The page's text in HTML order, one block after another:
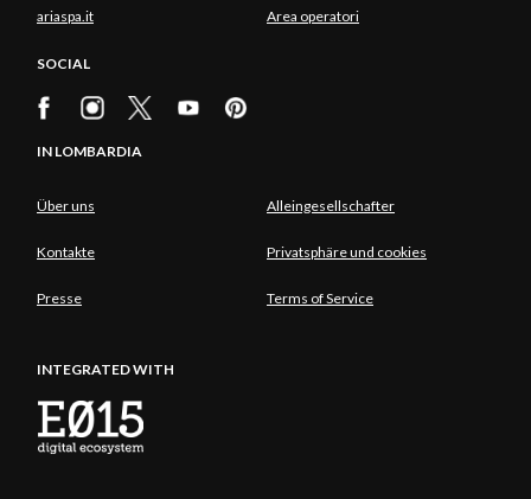
ariaspa.it Area operatori
SOCIAL
IN LOMBARDIA
Über uns Alleingesellschafter
Kontakte Privatsphäre und cookies
Presse Terms of Service
INTEGRATED WITH